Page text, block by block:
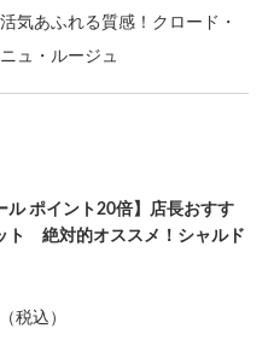
気あふれる質感！クロード・
ュ・ルージュ
ル ポイント20倍】店長おすす
ト 絶対的オススメ！シャルド
（税込）